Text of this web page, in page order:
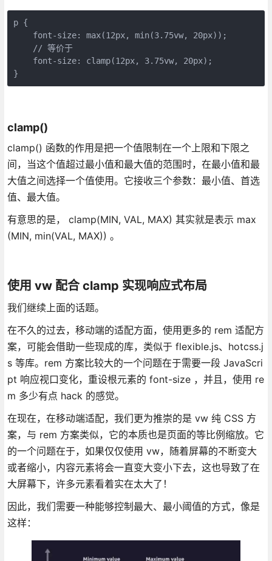
p {
    font-size: max(12px, min(3.75vw, 20px));
    // 等价于
    font-size: clamp(12px, 3.75vw, 20px);
}
clamp()
clamp() 函数的作用是把一个值限制在一个上限和下限之
间，当这个值超过最小值和最大值的范围时，在最小值和最
大值之间选择一个值使用。它接收三个参数：最小值、首选
值、最大值。
有意思的是， clamp(MIN, VAL, MAX) 其实就是表示 max
(MIN, min(VAL, MAX)) 。
使用 vw 配合 clamp 实现响应式布局
我们继续上面的话题。
在不久的过去，移动端的适配方面，使用更多的 rem 适配方
案，可能会借助一些现成的库，类似于 flexible.js、hotcss.j
s 等库。rem 方案比较大的一个问题在于需要一段 JavaScri
pt 响应视口变化，重设根元素的 font-size ，并且，使用 re
m 多少有点 hack 的感觉。
在现在，在移动端适配，我们更为推崇的是 vw 纯 CSS 方
案，与 rem 方案类似，它的本质也是页面的等比例缩放。它
的一个问题在于，如果仅仅使用 vw，随着屏幕的不断变大
或者缩小，内容元素将会一直变大变小下去，这也导致了在
大屏幕下，许多元素看着实在太大了！
因此，我们需要一种能够控制最大、最小阈值的方式，像是
这样：